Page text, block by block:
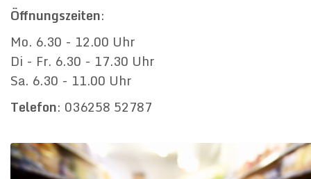
Öffnungszeiten:
Mo. 6.30 - 12.00 Uhr
Di - Fr. 6.30 - 17.30 Uhr
Sa. 6.30 - 11.00 Uhr
Telefon: 036258 52787